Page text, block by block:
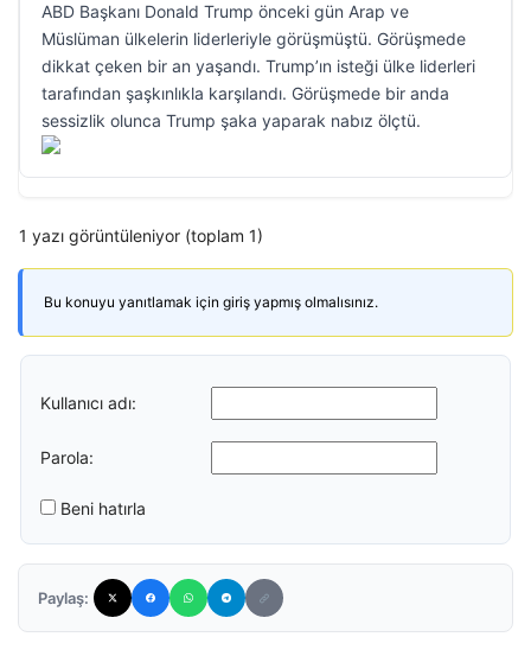
ABD Başkanı Donald Trump önceki gün Arap ve
Müslüman ülkelerin liderleriyle görüşmüştü. Görüşmede
dikkat çeken bir an yaşandı. Trump’ın isteği ülke liderleri
tarafından şaşkınlıkla karşılandı. Görüşmede bir anda
sessizlik olunca Trump şaka yaparak nabız ölçtü.
1 yazı görüntüleniyor (toplam 1)
Bu konuyu yanıtlamak için giriş yapmış olmalısınız.
Kullanıcı adı:
Parola:
Beni hatırla
Paylaş: